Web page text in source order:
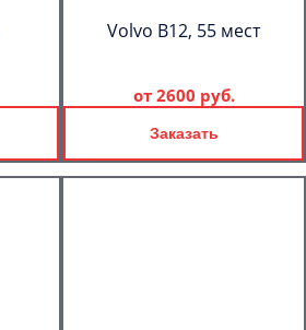
Volvo B12, 55 мест
от 2600 руб.
Заказать